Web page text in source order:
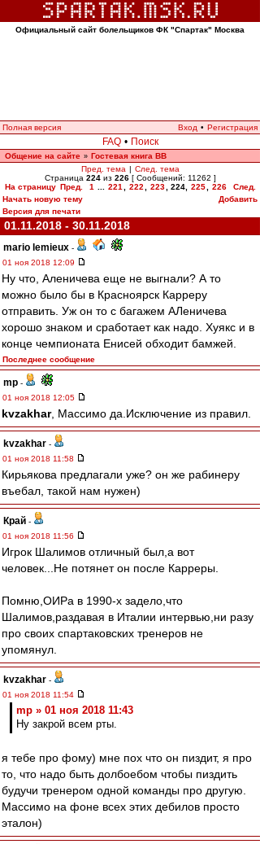
Официальный сайт болельщиков ФК "Спартак" Москва
Полная версия Вход • Регистрация
FAQ • Поиск
Общение на сайте » Гостевая книга ВВ
Пред. тема | След. тема
Страница 224из 226[ Сообщений: 11262 ]
На страницу Пред. 1 221 222 223 224, 225 226
След.
Начать новую тему
Добавить
Версия для печати
01.11.2018 - 30.11.2018
mario lemieux -
01 ноя 2018 12:09
Ну что, Аленичева еще не выгнали? А то
можно было бы в Красноярск Карреру
отправить. Уж он то с багажем АЛеничева
хорошо знаком и сработает как надо. Хуякс и в
конце чемпионата Енисей обходит бамжей.
Последнее сообщение
mp -
01 ноя 2018 12:05
kvzakhar, Массимо да.Исключение из правил.
kvzakhar -
01 ноя 2018 11:58
Кирьякова предлагали уже? он же рабинеру
въебал, такой нам нужен)
Край -
01 ноя 2018 11:56
Игрок Шалимов отличный был,а вот
человек...Не потянет он после Карреры.
Помню,ОИРа в 1990-х задело,что
Шалимов,раздавая в Италии интервью,ни разу
про своих спартаковских тренеров не
упомянул.
kvzakhar -
01 ноя 2018 11:54
mp » 01 ноя 2018 11:43
Ну закрой всем рты.
я тебе про фому) мне пох что он пиздит, я про
то, что надо быть долбоебом чтобы пиздить
будучи тренером одной команды про другую.
Массимо на фоне всех этих дебилов просто
эталон)